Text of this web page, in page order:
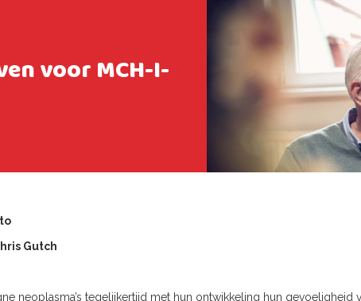
voor MCH-I-
Gutch
neoplasma’s tegelijkertijd met hun ontwikkeling hun gevoeligheid